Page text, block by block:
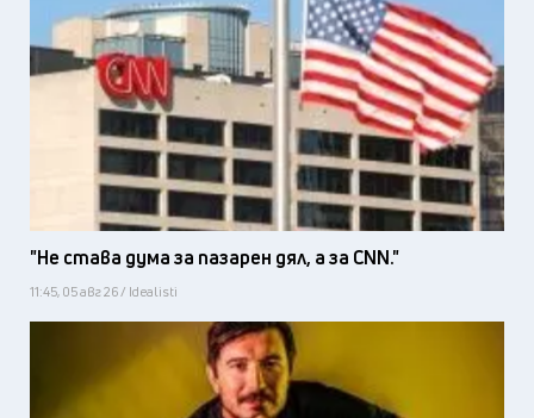
"Не става дума за пазарен дял, а за CNN."
11:45, 05 авг 26 / Idealisti